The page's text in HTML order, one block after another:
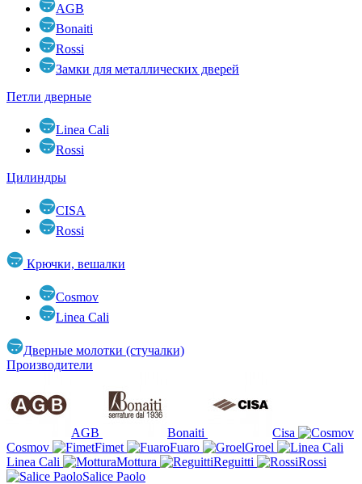
AGB
Bonaiti
Rossi
Замки для металлических дверей
Петли дверные
Linea Cali
Rossi
Цилиндры
CISA
Rossi
Крючки, вешалки
Cosmov
Linea Cali
Дверные молотки (стучалки)
Производители
AGB Bonaiti
Cisa
Cosmov
Fimet Fuaro
Groel
Linea Cali
Mottura Reguitti
Rossi
Salice Paolo